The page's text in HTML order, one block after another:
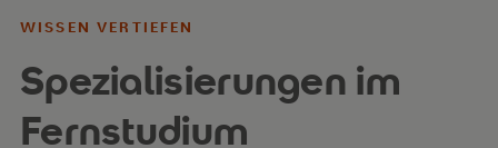
WISSEN VERTIEFEN
Spezialisierungen im
Fernstudium